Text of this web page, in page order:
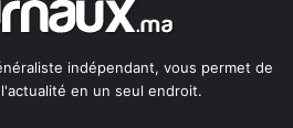
indépendant, vous permet de
en un seul endroit.